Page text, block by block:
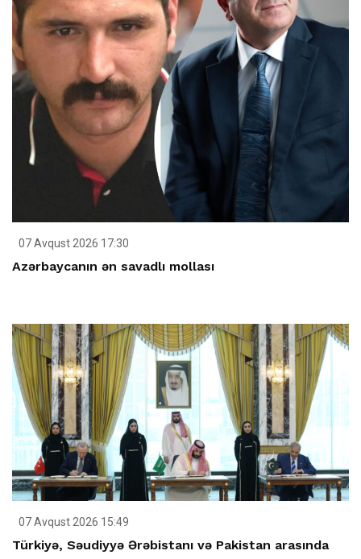
07 Avqust 2026 17:30
Azərbaycanın ən savadlı mollası
07 Avqust 2026 15:49
Türkiyə, Səudiyyə Ərəbistanı və Pakistan arasında